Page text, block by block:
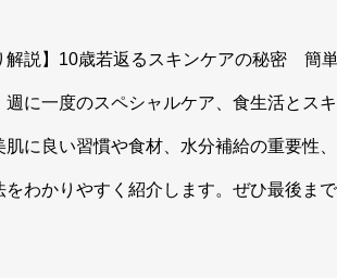
解説】10歳若返るスキンケアの秘密 簡
週に一度のスペシャルケア、食生活とス
肌に良い習慣や食材、水分補給の重要性
わかりやすく紹介します。ぜひ最後まで